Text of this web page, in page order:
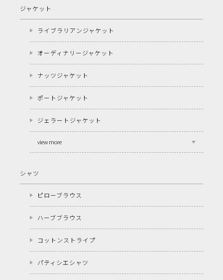
ジャケット
ライブラリアンジャケット
オーディナリージャケット
ナッツジャケット
ポートジャケット
ジェラートジャケット
view more
シャツ
ピローブラウス
ハーブブラウス
コットンストライプ
パティシエシャツ